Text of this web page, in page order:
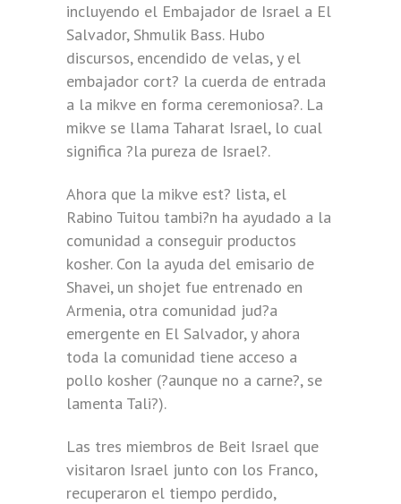
incluyendo el Embajador de Israel a El
Salvador, Shmulik Bass. Hubo
discursos, encendido de velas, y el
embajador cort? la cuerda de entrada
a la mikve en forma ceremoniosa?. La
mikve se llama Taharat Israel, lo cual
significa ?la pureza de Israel?.
Ahora que la mikve est? lista, el
Rabino Tuitou tambi?n ha ayudado a la
comunidad a conseguir productos
kosher. Con la ayuda del emisario de
Shavei, un shojet fue entrenado en
Armenia, otra comunidad jud?a
emergente en El Salvador, y ahora
toda la comunidad tiene acceso a
pollo kosher (?aunque no a carne?, se
lamenta Tali?).
Las tres miembros de Beit Israel que
visitaron Israel junto con los Franco,
recuperaron el tiempo perdido,